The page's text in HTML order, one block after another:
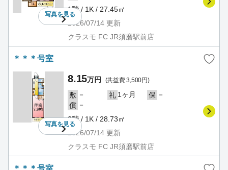
写真を見る
1階 / 1K / 27.45㎡
2026/07/14 更新
クラスモ FC JR須磨駅前店
＊＊＊号室
写真を見る
8.15万円 (共益費 3,500円)
敷 － 礼 1ヶ月 保 －
償 －
2階 / 1K / 28.73㎡
2026/07/14 更新
クラスモ FC JR須磨駅前店
＊＊＊号室